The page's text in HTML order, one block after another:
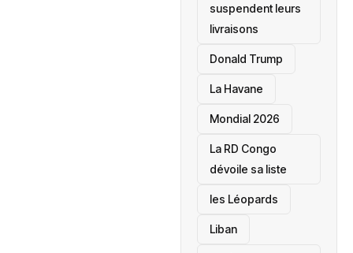
suspendent leurs
livraisons
Donald Trump
La Havane
Mondial 2026
La RD Congo
dévoile sa liste
les Léopards
‎Liban